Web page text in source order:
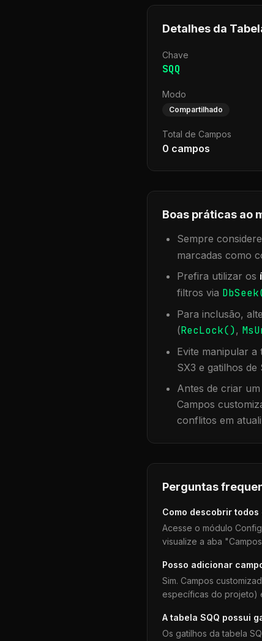
Detalhes da
Chave
SQQ
Modo
Compartilhado
Total de Campos
0 campos
Boas práticas ao
Sempre
marcadas como
Prefira utilizar os
filtros via
Para inclusão,
(RecLock(),
Evite manipular a
SX3 e gatilhos
Antes de criar
Campos
conflitos em
Perguntas
Como descobrir
Acesse o módulo
visualize a aba
Posso adicionar
Sim. Campos
específicas do projeto)
A tabela SQQ possui
Os gatilhos da tabela